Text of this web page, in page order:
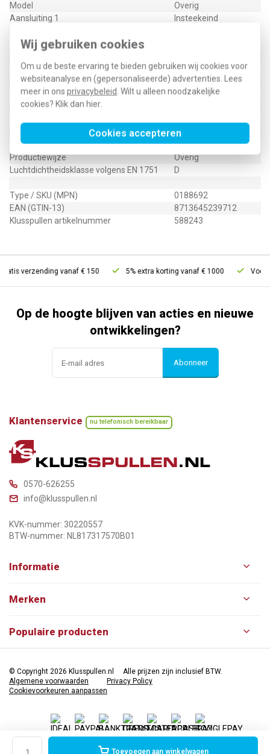
Wij gebruiken cookies
Om u de beste ervaring te bieden gebruiken wij cookies voor
websiteanalyse en (gepersonaliseerde) advertenties. Lees
meer in ons privacybeleid . Wilt u alleen noodzakelijke
cookies? Klik dan hier
Cookies accepteren
Toevoegen aan winkelwagen
Model
Overig
Aansluiting 1
Insteekeind
Lengte
Aansluittype aansluiting 2
Rond luchtkanaal
Materiaal kanaal
Kunststof
Kleur buitenzijde
Groen
Instortbaar in beton
Nom. kanaaldiameter aansluiting 1
102 Millimeter (mm)
Nom. kanaaldiameter aansluiting 2
102 Millimeter (mm)
Productiewijze
Overig
Luchtdichtheidsklasse volgens EN 1751
D
Type / SKU (MPN)
0188692
EAN (GTIN-13)
8713645239712
Klusspullen artikelnummer
588243
verzending vanaf € 150 5% extra korting vanaf € 1000 Voor
Op de hoogte blijven van acties en nieuwe
ontwikkelingen?
Abonneer
Klantenservice nu telefonisch bereikbaar
0570-626255
info@klusspullen.nl
KVK-nummer: 30220557
BTW-nummer: NL817317570B01
Informatie
Merken
Populaire producten
© Copyright 2026 Klusspullen.nl
Alle prijzen zijn inclusief BTW.
Algemene voorwaarden
Privacy Policy
Cookievoorkeuren aanpassen